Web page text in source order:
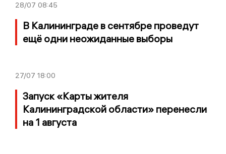
28/07 08:45
В Калининграде в сентябре проведут
ещё одни неожиданные выборы
27/07 18:00
Запуск «Карты жителя
Калининградской области» перенесли
на 1 августа